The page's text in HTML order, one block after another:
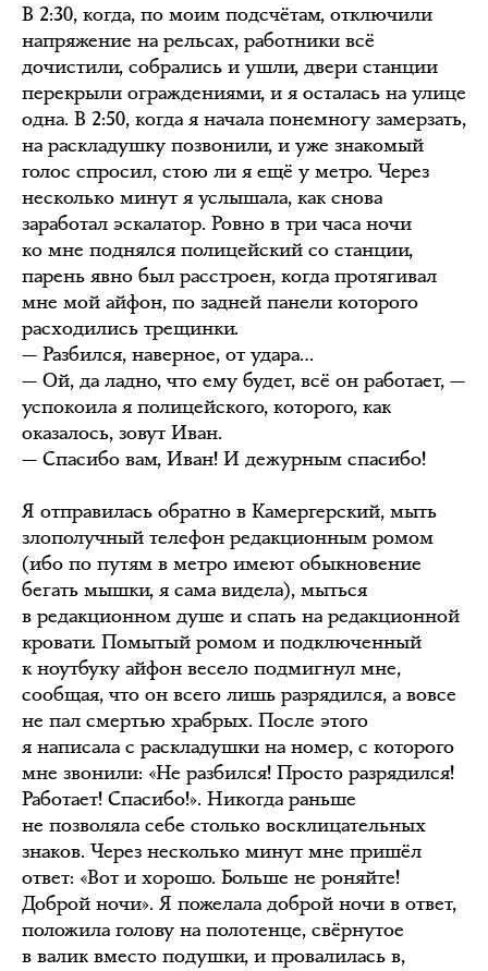
В 2:30, когда, по моим подсчётам, отключили
напряжение на рельсах, работники всё
дочистили, собрались и ушли, двери станции
перекрыли ограждениями, и я осталась на улице
одна. В 2:50, когда я начала понемногу замерзать,
на раскладушку позвонили, и уже знакомый
голос спросил, стою ли я ещё у метро. Через
несколько минут я услышала, как снова
заработал эскалатор. Ровно в три часа ночи
ко мне поднялся полицейский со станции,
парень явно был расстроен, когда протягивал
мне мой айфон, по задней панели которого
расходились трещинки.
— Разбился, наверное, от удара…
— Ой, да ладно, что ему будет, всё он работает, —
успокоила я полицейского, которого, как
оказалось, зовут Иван.
— Спасибо вам, Иван! И дежурным спасибо!
Я отправилась обратно в Камергерский, мыть
злополучный телефон редакционным ромом
(ибо по путям в метро имеют обыкновение
бегать мышки, я сама видела), мыться
в редакционном душе и спать на редакционной
кровати. Помытый ромом и подключенный
к ноутбуку айфон весело подмигнул мне,
сообщая, что он всего лишь разрядился, а вовсе
не пал смертью храбрых. После этого
я написала с раскладушки на номер, с которого
мне звонили: «Не разбился! Просто разрядился!
Работает! Спасибо!». Никогда раньше
не позволяла себе столько восклицательных
знаков. Через несколько минут мне пришёл
ответ: «Вот и хорошо. Больше не роняйте!
Доброй ночи». Я пожелала доброй ночи в ответ,
положила голову на полотенце, свёрнутое
в валик вместо подушки, и провалилась в,